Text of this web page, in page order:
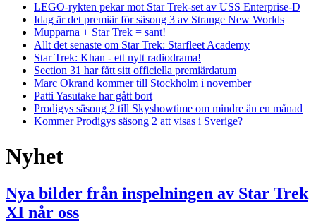
LEGO-rykten pekar mot Star Trek-set av USS Enterprise-D
Idag är det premiär för säsong 3 av Strange New Worlds
Mupparna + Star Trek = sant!
Allt det senaste om Star Trek: Starfleet Academy
Star Trek: Khan - ett nytt radiodrama!
Section 31 har fått sitt officiella premiärdatum
Marc Okrand kommer till Stockholm i november
Patti Yasutake har gått bort
Prodigys säsong 2 till Skyshowtime om mindre än en månad
Kommer Prodigys säsong 2 att visas i Sverige?
Nyhet
Nya bilder från inspelningen av Star Trek
XI når oss